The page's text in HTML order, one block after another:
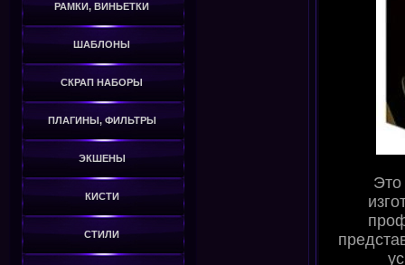
РАМКИ, ВИНЬЕТКИ
ШАБЛОНЫ
СКРАП НАБОРЫ
ПЛАГИНЫ, ФИЛЬТРЫ
ЭКШЕНЫ
КИСТИ
СТИЛИ
Это